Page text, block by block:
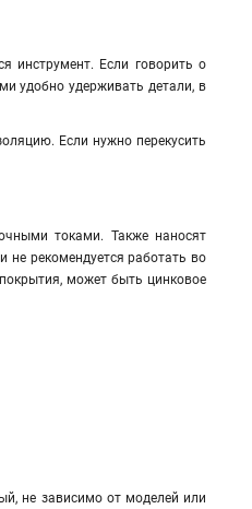
инструмент. Если говорить о
удобно удерживать детали, в
Если нужно перекусить
токами. Также наносят
рекомендуется работать во
может быть цинковое
не зависимо от моделей или